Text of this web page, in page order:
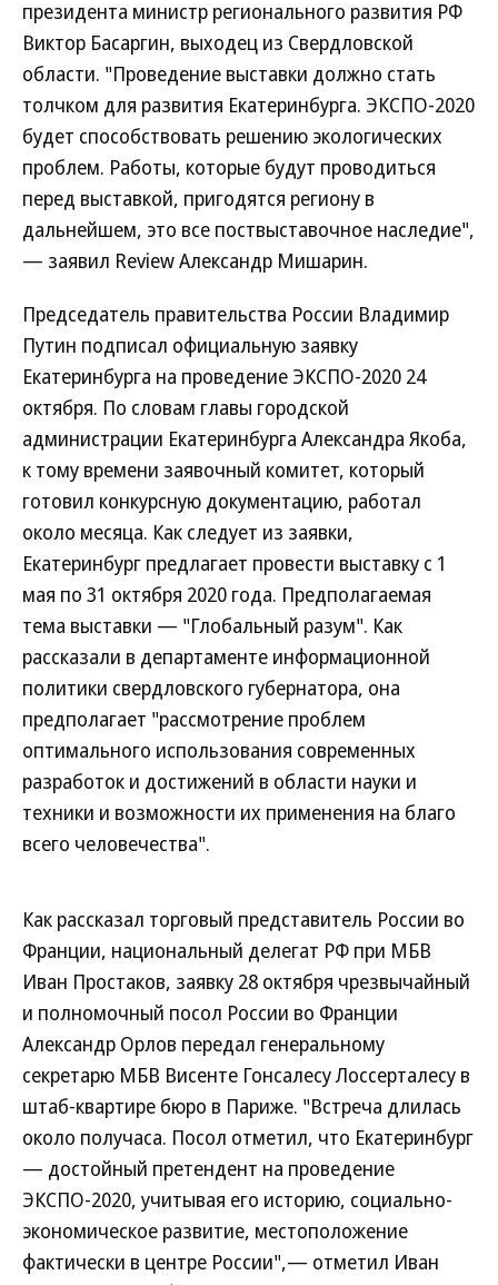
президента министр регионального развития РФ
Виктор Басаргин, выходец из Свердловской
области. "Проведение выставки должно стать
толчком для развития Екатеринбурга. ЭКСПО-2020
будет способствовать решению экологических
проблем. Работы, которые будут проводиться
перед выставкой, пригодятся региону в
дальнейшем, это все поствыставочное наследие",
— заявил Review Александр Мишарин.
Председатель правительства России Владимир
Путин подписал официальную заявку
Екатеринбурга на проведение ЭКСПО-2020 24
октября. По словам главы городской
администрации Екатеринбурга Александра Якоба,
к тому времени заявочный комитет, который
готовил конкурсную документацию, работал
около месяца. Как следует из заявки,
Екатеринбург предлагает провести выставку с 1
мая по 31 октября 2020 года. Предполагаемая
тема выставки — "Глобальный разум". Как
рассказали в департаменте информационной
политики свердловского губернатора, она
предполагает "рассмотрение проблем
оптимального использования современных
разработок и достижений в области науки и
техники и возможности их применения на благо
всего человечества".
Как рассказал торговый представитель России во
Франции, национальный делегат РФ при МБВ
Иван Простаков, заявку 28 октября чрезвычайный
и полномочный посол России во Франции
Александр Орлов передал генеральному
секретарю МБВ Висенте Гонсалесу Лоссерталесу в
штаб-квартире бюро в Париже. "Встреча длилась
около получаса. Посол отметил, что Екатеринбург
— достойный претендент на проведение
ЭКСПО-2020, учитывая его историю, социально-
экономическое развитие, местоположение
фактически в центре России",— отметил Иван